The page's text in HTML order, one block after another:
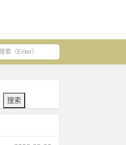
搜索